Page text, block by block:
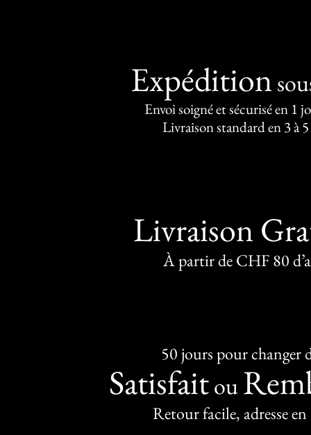
Expédition
Envoi soigné et sécurisé en 1
Livraison standard en 3 à
Livraison
À partir de CHF 80
50 jours pour changer
Satisfaitou
Retour facile, adresse en